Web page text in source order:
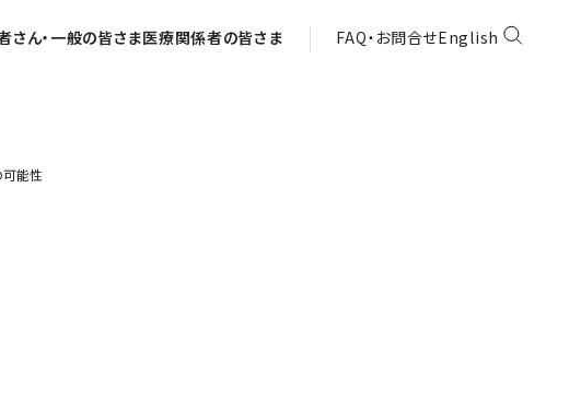
さん・一般の皆さま医療関係者の皆さま FAQ・お問合せEnglish
可能性
ーの共同研究チームが挑む細胞療法の可能性